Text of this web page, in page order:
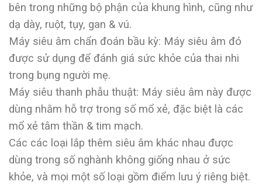
bên trong những bộ phận của khung hình, cũng như
dạ dày, ruột, tụy, gan & vú.
Máy siêu âm chẩn đoán bầu kỳ: Máy siêu âm đó
được sử dụng để đánh giá sức khỏe của thai nhi
trong bụng người mẹ.
Máy siêu thanh phẫu thuật: Máy siêu âm này được
dùng nhằm hỗ trợ trong số mổ xẻ, đặc biệt là các
mổ xẻ tâm thần & tim mạch.
Các các loại lắp thêm siêu âm khác nhau được
dùng trong số nghành không giống nhau ở sức
khỏe, và mọi một số loại gồm điểm lưu ý riêng biệt.